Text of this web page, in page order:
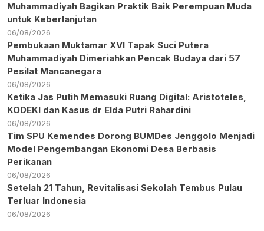
Muhammadiyah Bagikan Praktik Baik Perempuan Muda
untuk Keberlanjutan
06/08/2026
Pembukaan Muktamar XVI Tapak Suci Putera
Muhammadiyah Dimeriahkan Pencak Budaya dari 57
Pesilat Mancanegara
06/08/2026
Ketika Jas Putih Memasuki Ruang Digital: Aristoteles,
KODEKI dan Kasus dr Elda Putri Rahardini
06/08/2026
Tim SPU Kemendes Dorong BUMDes Jenggolo Menjadi
Model Pengembangan Ekonomi Desa Berbasis
Perikanan
06/08/2026
Setelah 21 Tahun, Revitalisasi Sekolah Tembus Pulau
Terluar Indonesia
06/08/2026